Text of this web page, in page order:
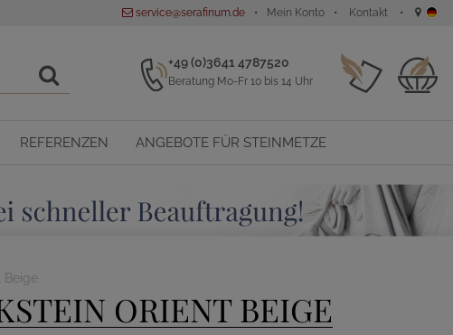
service@serafinum.de Mein Konto Kontakt
+49 (0)3641 4787520
Beratung Mo-Fr 10 bis 14 Uhr
REFERENZEN ANGEBOTE FÜR STEINMETZE
Beige
ORIENT BEIGE